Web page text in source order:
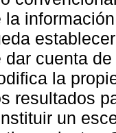
la
dar cuenta
la
resultados
un